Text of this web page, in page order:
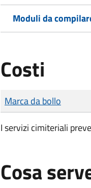
Moduli da
Costi
Tipo di pagamento
Importo
Marca da bollo
I servizi cimiteriali
Cosa